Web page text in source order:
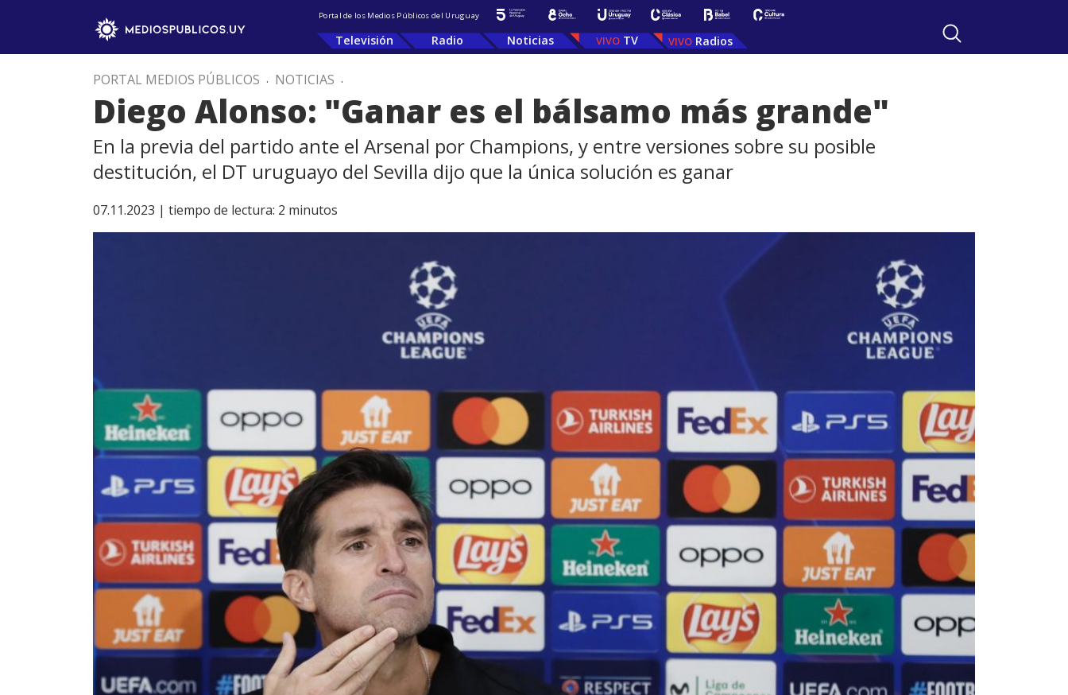
Portal de los Medios Públicos del Uruguay
Televisión Radio Noticias TV Radios
PORTAL MEDIOS PÚBLICOS . NOTICIAS .
Diego Alonso: "Ganar es el bálsamo más grande"
En la previa del partido ante el Arsenal por Champions, y entre versiones sobre su posible
destitución, el DT uruguayo del Sevilla dijo que la única solución es ganar
07.11.2023 | tiempo de lectura: 2 minutos